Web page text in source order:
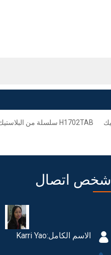
H1702TAB سلسلة من البلاستيك المنحني
شخص اتصال
الاسم الكامل:Karri Yao